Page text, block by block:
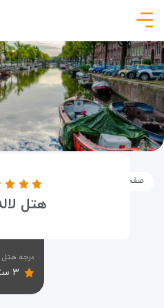
صفحه نخست اقامتگاه ها
هتل
درجه هتل